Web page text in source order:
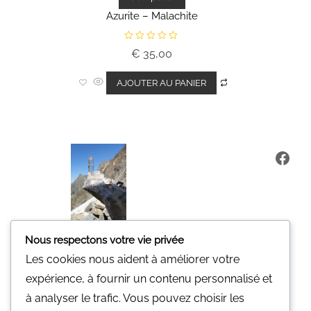
Azurite – Malachite
e
0
s
u
€ 35,00
AJOUTER AU PANIER
Minerali
Une pierre pour vous.
Nous respectons votre vie privée
Les cookies nous aident à améliorer votre
expérience, à fournir un contenu personnalisé et
à analyser le trafic. Vous pouvez choisir les